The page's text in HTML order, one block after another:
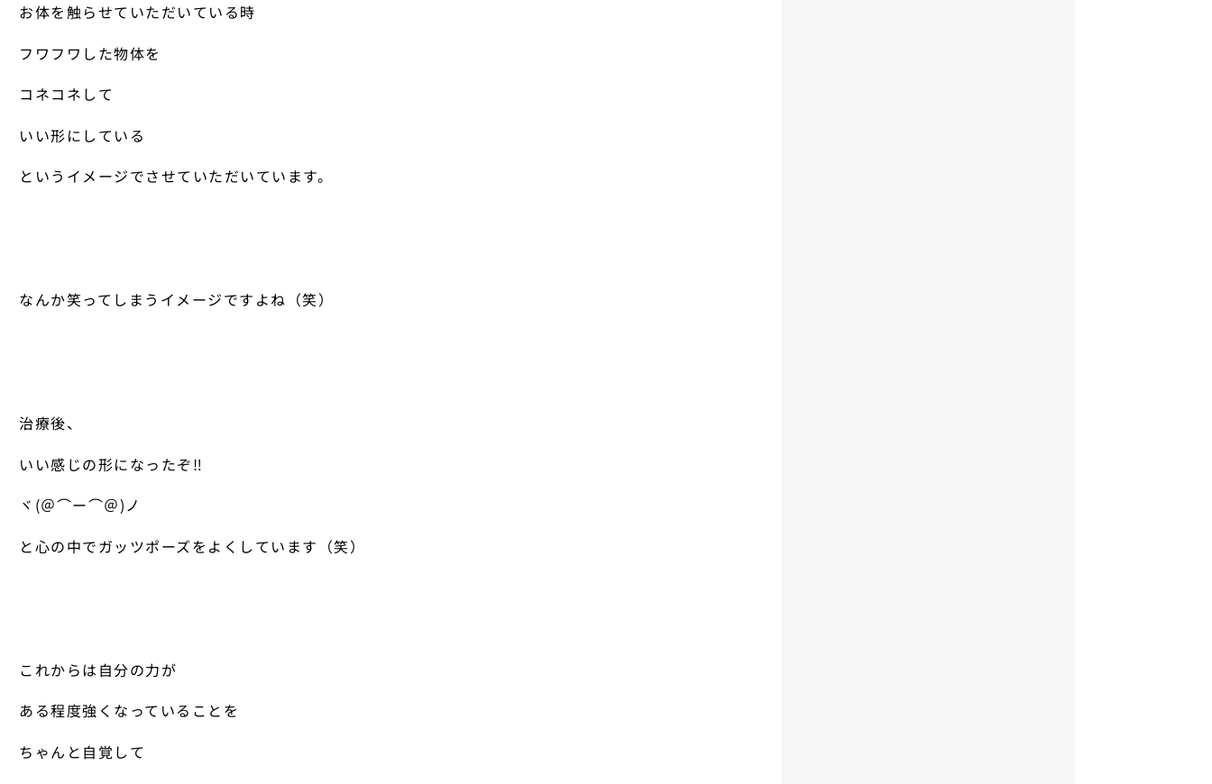
お体を触らせていただいている時
フワフワした物体を
コネコネして
いい形にしている
というイメージでさせていただいています。
なんか笑ってしまうイメージですよね（笑）
治療後、
いい感じの形になったぞ‼︎
ヾ(＠⌒ー⌒＠)ノ
と心の中でガッツポーズをよくしています（笑）
これからは自分の力が
ある程度強くなっていることを
ちゃんと自覚して